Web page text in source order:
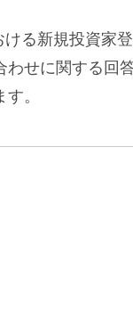
る新規投資家
せに関する回
。